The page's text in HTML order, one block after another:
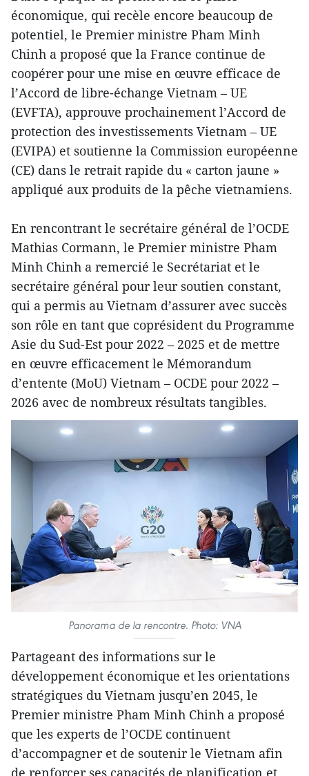
économique, qui recèle encore beaucoup de
potentiel, le Premier ministre Pham Minh
Chinh a proposé que la France continue de
coopérer pour une mise en œuvre efficace de
l’Accord de libre-échange Vietnam – UE
(EVFTA), approuve prochainement l’Accord de
protection des investissements Vietnam – UE
(EVIPA) et soutienne la Commission européenne
(CE) dans le retrait rapide du « carton jaune »
appliqué aux produits de la pêche vietnamiens.
En rencontrant le secrétaire général de l’OCDE
Mathias Cormann, le Premier ministre Pham
Minh Chinh a remercié le Secrétariat et le
secrétaire général pour leur soutien constant,
qui a permis au Vietnam d’assurer avec succès
son rôle en tant que coprésident du Programme
Asie du Sud-Est pour 2022 – 2025 et de mettre
en œuvre efficacement le Mémorandum
d’entente (MoU) Vietnam – OCDE pour 2022 –
2026 avec de nombreux résultats tangibles.
Panorama de la rencontre. Photo: VNA
Partageant des informations sur le
développement économique et les orientations
stratégiques du Vietnam jusqu’en 2045, le
Premier ministre Pham Minh Chinh a proposé
que les experts de l’OCDE continuent
d’accompagner et de soutenir le Vietnam afin
de renforcer ses capacités de planification et